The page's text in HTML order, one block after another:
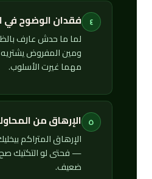
٤ فقدان الوضوح في
لما ما حدش عارف
ومين المفروض
مهما غيرت الأسلوب.
٥ الإرهاق من
الإرهاق المتراكم
— فحتى لو التكتيك
ضعيف.